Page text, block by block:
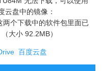
云盘中的镜像：
两个下载中的软件包里面已
大小 92.2MB）
百度云盘